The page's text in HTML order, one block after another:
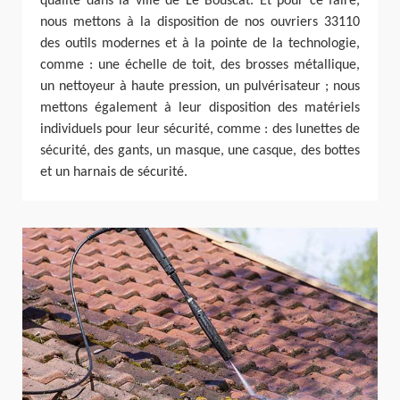
nous mettons à la disposition de nos ouvriers 33110
des outils modernes et à la pointe de la technologie,
comme : une échelle de toit, des brosses métallique,
un nettoyeur à haute pression, un pulvérisateur ; nous
mettons également à leur disposition des matériels
individuels pour leur sécurité, comme : des lunettes de
sécurité, des gants, un masque, une casque, des bottes
et un harnais de sécurité.